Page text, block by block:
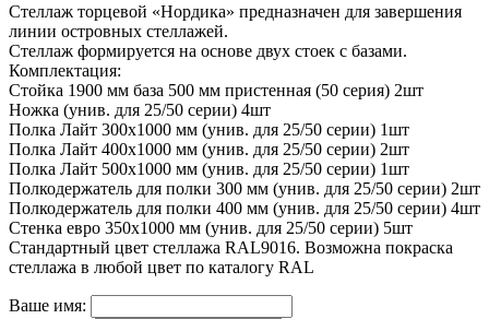
Стеллаж торцевой «Нордика» предназначен для завершения
линии островных стеллажей.
Стеллаж формируется на основе двух стоек с базами.
Комплектация:
Стойка 1900 мм база 500 мм пристенная (50 серия) 2шт
Ножка (унив. для 25/50 серии) 4шт
Полка Лайт 300х1000 мм (унив. для 25/50 серии) 1шт
Полка Лайт 400х1000 мм (унив. для 25/50 серии) 2шт
Полка Лайт 500х1000 мм (унив. для 25/50 серии) 1шт
Полкодержатель для полки 300 мм (унив. для 25/50 серии) 2шт
Полкодержатель для полки 400 мм (унив. для 25/50 серии) 4шт
Стенка евро 350х1000 мм (унив. для 25/50 серии) 5шт
Стандартный цвет стеллажа RAL9016. Возможна покраска
стеллажа в любой цвет по каталогу RAL
Ваше имя: